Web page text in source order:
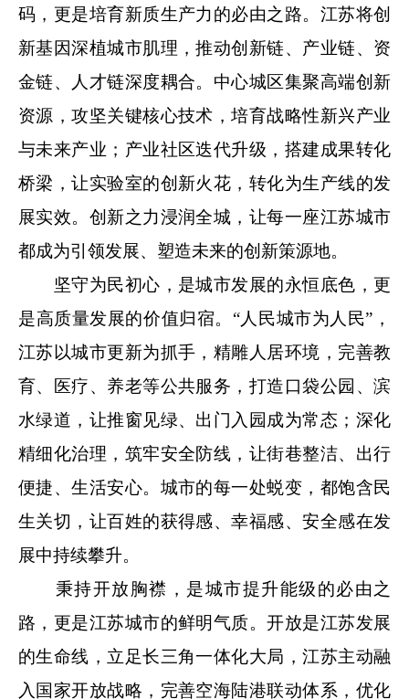
码，更是培育新质生产力的必由之路。江苏将创
新基因深植城市肌理，推动创新链、产业链、资
金链、人才链深度耦合。中心城区集聚高端创新
资源，攻坚关键核心技术，培育战略性新兴产业
与未来产业；产业社区迭代升级，搭建成果转化
桥梁，让实验室的创新火花，转化为生产线的发
展实效。创新之力浸润全城，让每一座江苏城市
都成为引领发展、塑造未来的创新策源地。
坚守为民初心，是城市发展的永恒底色，更
是高质量发展的价值归宿。“人民城市为人民”，
江苏以城市更新为抓手，精雕人居环境，完善教
育、医疗、养老等公共服务，打造口袋公园、滨
水绿道，让推窗见绿、出门入园成为常态；深化
精细化治理，筑牢安全防线，让街巷整洁、出行
便捷、生活安心。城市的每一处蜕变，都饱含民
生关切，让百姓的获得感、幸福感、安全感在发
展中持续攀升。
秉持开放胸襟，是城市提升能级的必由之
路，更是江苏城市的鲜明气质。开放是江苏发展
的生命线，立足长三角一体化大局，江苏主动融
入国家开放战略，完善空海陆港联动体系，优化